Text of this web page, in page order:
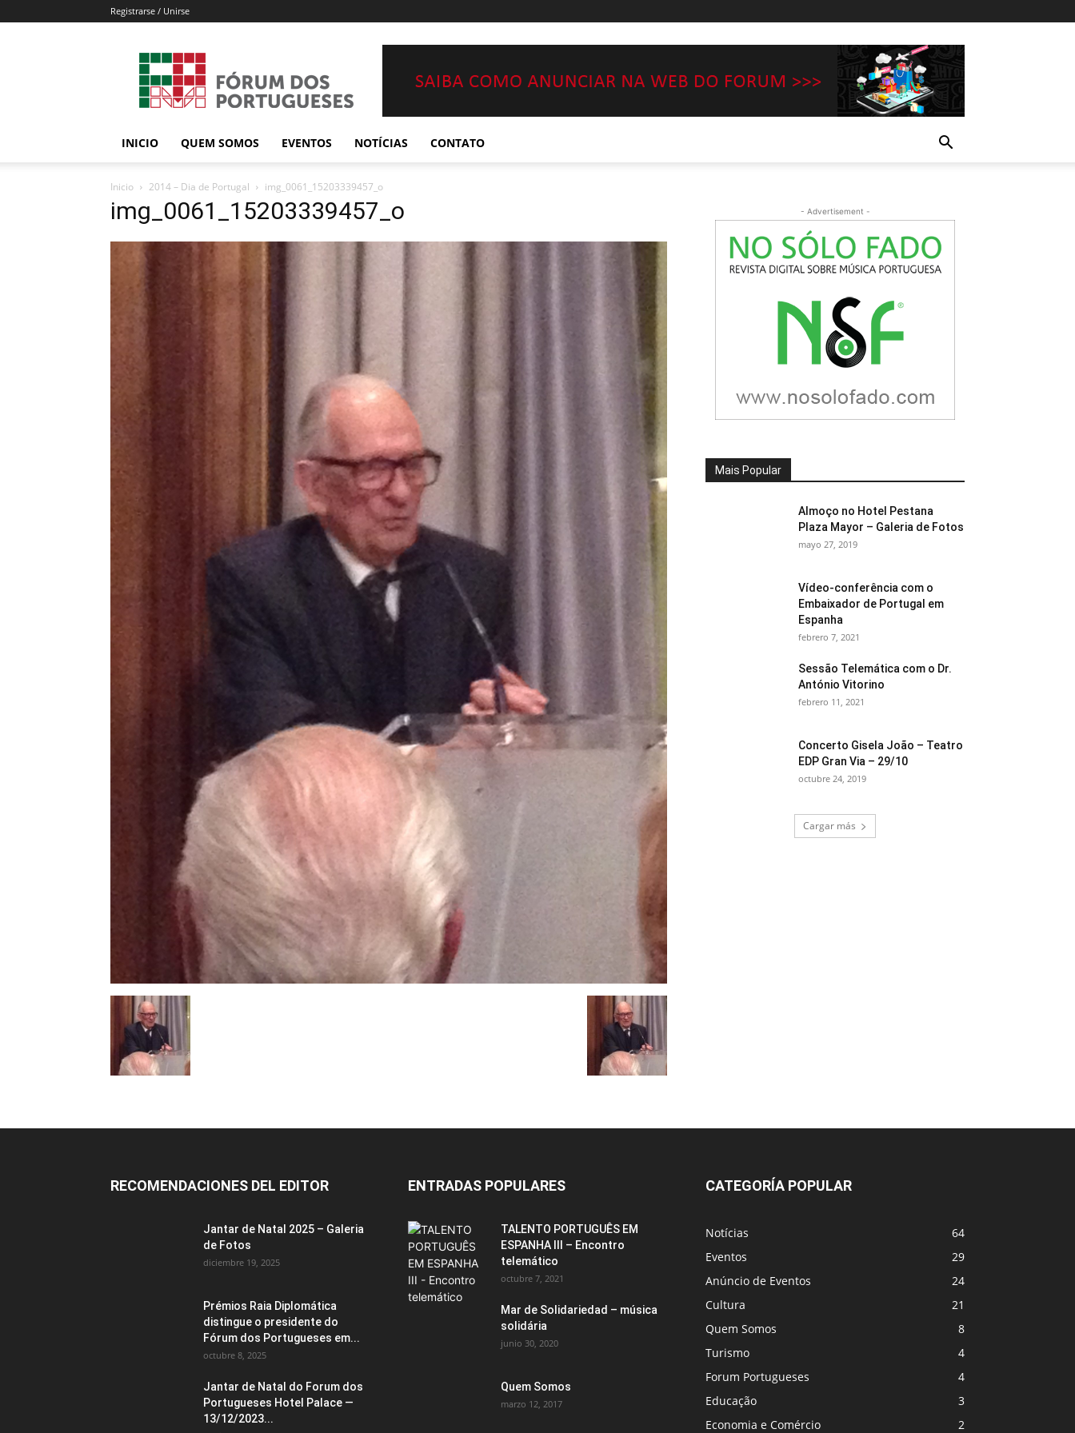
Registrarse / Unirse
Portugueses
INICIO QUEM SOMOS EVENTOS NOTÍCIAS CONTATO
Inicio 2014 – Dia de Portugal img_0061_15203339457_o
img_0061_15203339457_o - Advertisement -
Mais Popular
Almoço no Hotel Pestana
Plaza Mayor – Galeria de Fotos
mayo 27, 2019
Vídeo-conferência com o
Embaixador de Portugal em
Espanha
febrero 7, 2021
Sessão Telemática com o Dr.
António Vitorino
febrero 11, 2021
Concerto Gisela João – Teatro
EDP Gran Via – 29/10
octubre 24, 2019
Cargar más
RECOMENDACIONES DEL EDITOR
Jantar de Natal 2025 – Galeria
de Fotos
diciembre 19, 2025
Prémios Raia Diplomática
distingue o presidente do
Fórum dos Portugueses em...
octubre 8, 2025
Jantar de Natal do Forum dos
Portugueses Hotel Palace —
13/12/2023...
ENTRADAS POPULARES
TALENTO PORTUGUÊS EM
ESPANHA III – Encontro
telemático
octubre 7, 2021
Mar de Solidariedad – música
solidária
junio 30, 2020
Quem Somos
marzo 12, 2017
CATEGORÍA POPULAR
Notícias
64
Eventos
29
Anúncio de Eventos
24
Cultura
21
Quem Somos
8
Turismo
4
Forum Portugueses
4
Educação
3
Economia e Comércio
2